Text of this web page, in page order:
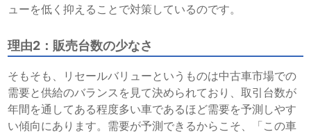
ューを低く抑えることで対策しているのです。
理由2：販売台数の少なさ
そもそも、リセールバリューというものは中古車市場での
需要と供給のバランスを見て決められており、取引台数が
年間を通してある程度多い車であるほど需要を予測しやす
い傾向にあります。需要が予測できるからこそ、「この車